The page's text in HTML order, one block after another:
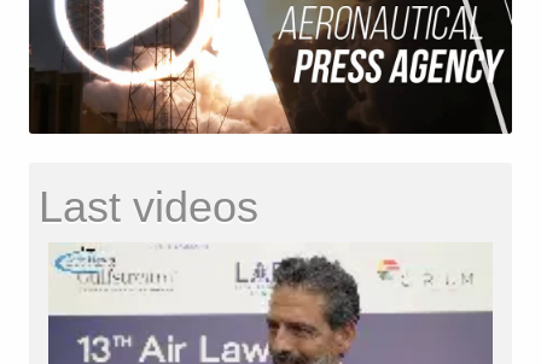
Last videos